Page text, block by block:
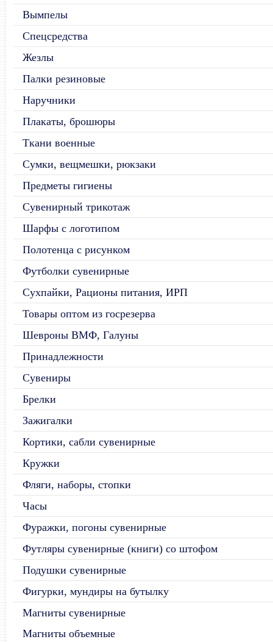
Вымпелы
Спецсредства
Жезлы
Палки резиновые
Наручники
Плакаты, брошюры
Ткани военные
Сумки, вещмешки, рюкзаки
Предметы гигиены
Сувенирный трикотаж
Шарфы с логотипом
Полотенца с рисунком
Футболки сувенирные
Сухпайки, Рационы питания, ИРП
Товары оптом из госрезерва
Шевроны ВМФ, Галуны
Принадлежности
Сувениры
Брелки
Зажигалки
Кортики, сабли сувенирные
Кружки
Фляги, наборы, стопки
Часы
Фуражки, погоны сувенирные
Футляры сувенирные (книги) со штофом
Подушки сувенирные
Фигурки, мундиры на бутылку
Магниты сувенирные
Магниты объемные